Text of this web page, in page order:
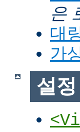
은
대
가
설정